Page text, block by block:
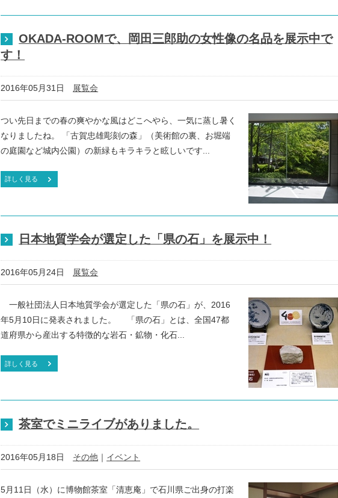
OKADA-ROOMで、岡田三郎助の女性像の名品を展示中で
す！
2016年05月31日 展覧会
つい先日までの春の爽やかな風はどこへやら、一気に蒸し暑く
なりましたね。 「古賀忠雄彫刻の森」（美術館の裏、お堀端
の庭園など城内公園）の新緑もキラキラと眩しいです...
詳しく見る
日本地質学会が選定した「県の石」を展示中！
2016年05月24日 展覧会
一般社団法人日本地質学会が選定した「県の石」が、2016
年5月10日に発表されました。 「県の石」とは、全国47都
道府県から産出する特徴的な岩石・鉱物・化石...
詳しく見る
茶室でミニライブがありました。
2016年05月18日 その他 ｜ イベント
5月11日（水）に博物館茶室「清恵庵」で石川県ご出身の打楽